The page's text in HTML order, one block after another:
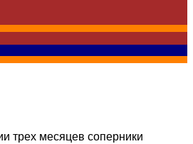
трех месяцев соперники